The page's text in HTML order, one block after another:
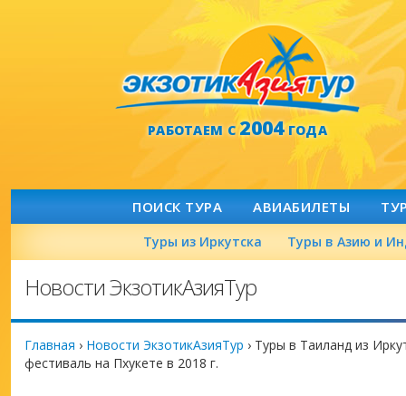
РАБОТАЕМ С2004ГОДА
ПОИСК ТУРА АВИАБИЛЕТЫ
Туры из Иркутска Туры в Азию и
Новости ЭкзотикАзияТур
Главная › Новости ЭкзотикАзияТур › Туры в Таиланд из
фестиваль на Пхукете в 2018 г.